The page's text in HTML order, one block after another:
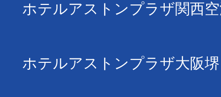
ホテルアストンプラザ関西
ホテルアストンプラザ大阪堺